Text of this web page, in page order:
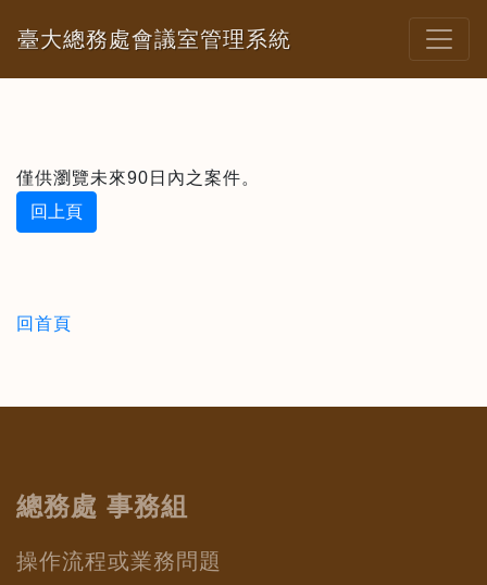
臺大總務處會議室管理系統
僅供瀏覽未來90日內之案件。
回上頁
回首頁
總務處 事務組
操作流程或業務問題